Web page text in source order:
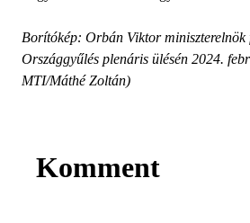
Borítókép: Orbán Viktor miniszterelnök
Országgyűlés plenáris ülésén 2024.
MTI/Máthé Zoltán)
Komment